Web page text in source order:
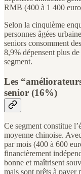
RMB (400 à 1 400
Selon la cinquième
personnes âgées
seniors consomment
8,9% dépensent plus
segment.
Les
senior (16%)
Ce segment constitue
moyenne chinoise.
par mois (400 à 600
financièrement
bonne et maîtrisent
mais sont prêts à payer